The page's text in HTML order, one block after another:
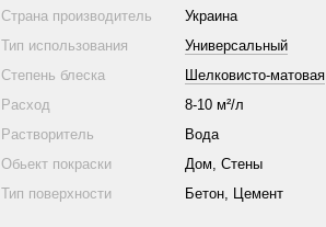
Страна производитель
Украина
Тип использования
Универсальный
Степень блеска
Шелковисто-матовая
Расход
8-10 м²/л
Растворитель
Вода
Обьект покраски
Дом, Стены
Тип поверхности
Бетон, Цемент